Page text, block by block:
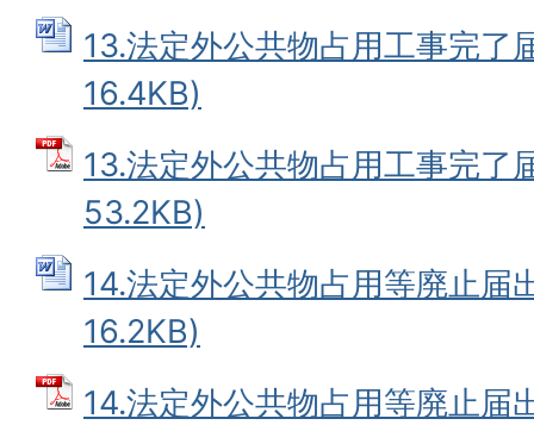
13.法定外公共物占用工事完
16.4KB)
13.法定外公共物占用工事完了
53.2KB)
14.法定外公共物占用等廃止届
16.2KB)
14.法定外公共物占用等廃止届